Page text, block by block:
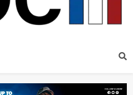
| เคดีซี